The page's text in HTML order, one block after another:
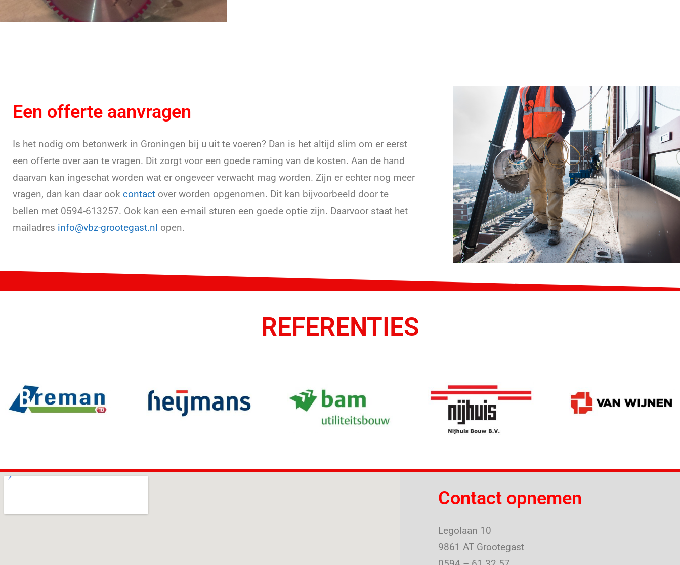
Een offerte aanvragen
Is het nodig om betonwerk in Groningen bij u uit te voeren? Dan is het altijd slim om er eerst
een offerte over aan te vragen. Dit zorgt voor een goede raming van de kosten. Aan de hand
daarvan kan ingeschat worden wat er ongeveer verwacht mag worden. Zijn er echter nog meer
vragen, dan kan daar ook contact over worden opgenomen. Dit kan bijvoorbeeld door te
bellen met 0594-613257. Ook kan een e-mail sturen een goede optie zijn. Daarvoor staat het
mailadres info@vbz-grootegast.nl open.
REFERENTIES
Contact opnemen
Legolaan 10
9861 AT Grootegast